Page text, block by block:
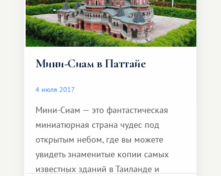
Мини-Сиам в Паттайе
4 июля 2017
Мини-Сиам — это фантастическая
миниатюрная страна чудес под
открытым небом, где вы можете
увидеть знаменитые копии самых
известных зданий в Таиланде и